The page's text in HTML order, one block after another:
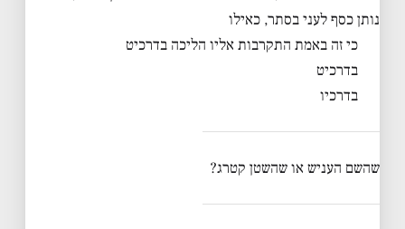
נותן כסף לעני בסתר, כאילו
כי זה באמת התקרבות אליו הליכה בדרכיט
בדרכיט
בדרכיו
שהשם העניש או שהשטן קטרג?